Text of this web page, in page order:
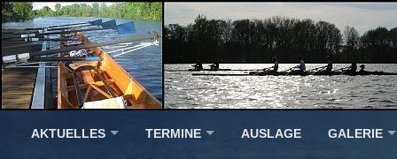
AKTUELLES TERMINE AUSLAGE GALERIE